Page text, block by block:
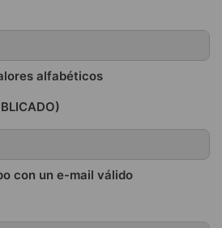
alfabéticos
con un e-mail válido